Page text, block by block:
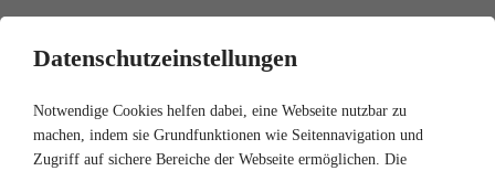
Datenschutzeinstellungen
Notwendige Cookies helfen dabei, eine Webseite nutzbar zu
machen, indem sie Grundfunktionen wie Seitennavigation und
Zugriff auf sichere Bereiche der Webseite ermöglichen. Die